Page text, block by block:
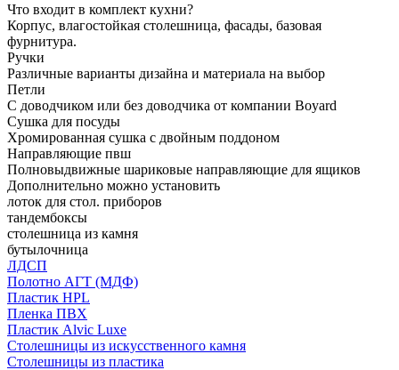
Что входит в комплект кухни?
Корпус, влагостойкая столешница, фасады, базовая
фурнитура.
Ручки
Различные варианты дизайна и материала на выбор
Петли
С доводчиком или без доводчика от компании Boyard
Сушка для посуды
Хромированная сушка с двойным поддоном
Направляющие пвш
Полновыдвижные шариковые направляющие для ящиков
Дополнительно можно установить
лоток для стол. приборов
тандембоксы
столешница из камня
бутылочница
ЛДСП
Полотно АГТ (МДФ)
Пластик HPL
Пленка ПВХ
Пластик Alvic Luxe
Столешницы из искусственного камня
Столешницы из пластика